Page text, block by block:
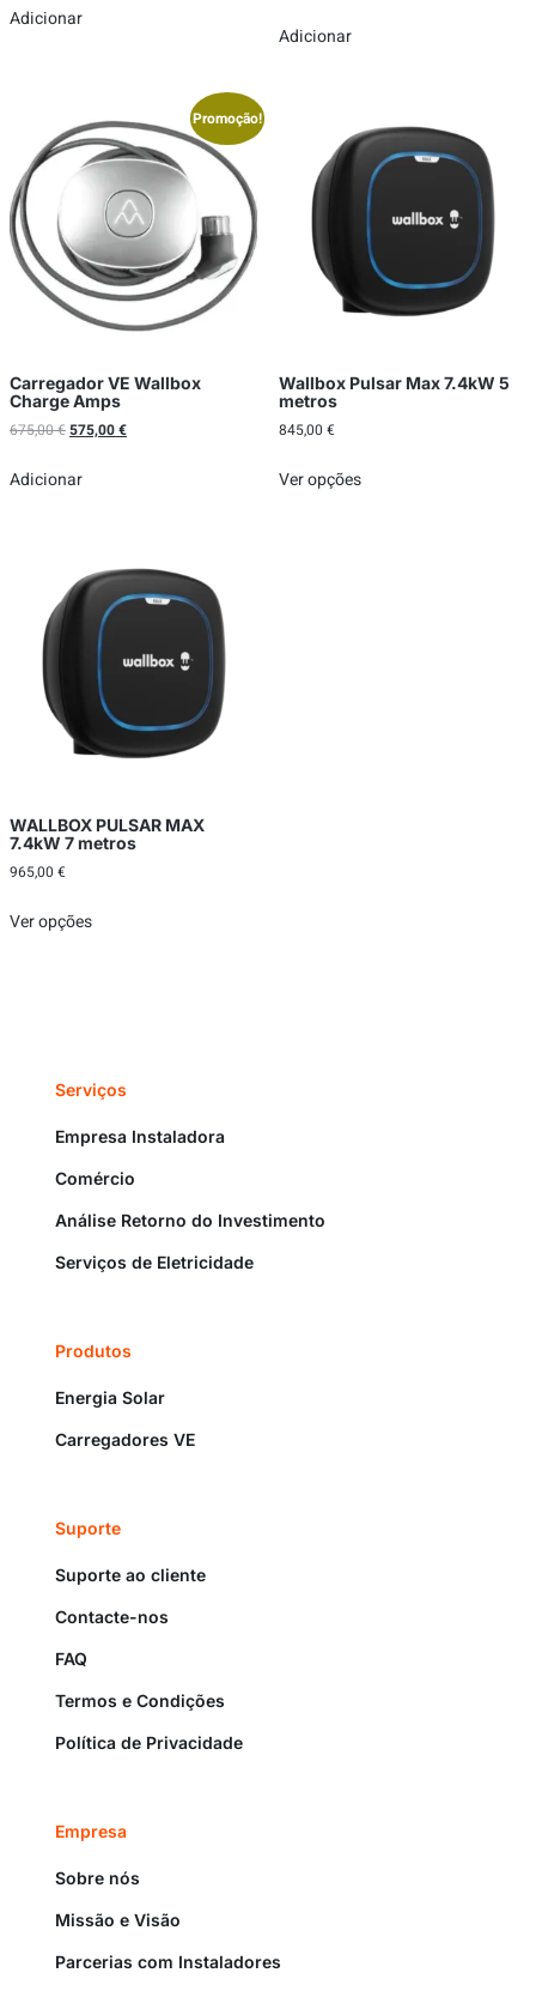
Adicionar
Adicionar
Promoção!
Carregador VE Wallbox
Charge Amps
675,00€575,00€
Adicionar
Wallbox Pulsar Max 7.4kW 5
metros
845,00 €
Ver opções
WALLBOX PULSAR MAX
7.4kW 7 metros
965,00 €
Ver opções
Serviços
Empresa Instaladora
Comércio
Análise Retorno do Investimento
Serviços de Eletricidade
Produtos
Energia Solar
Carregadores VE
Suporte
Suporte ao cliente
Contacte-nos
FAQ
Termos e Condições
Política de Privacidade
Empresa
Sobre nós
Missão e Visão
Parcerias com Instaladores